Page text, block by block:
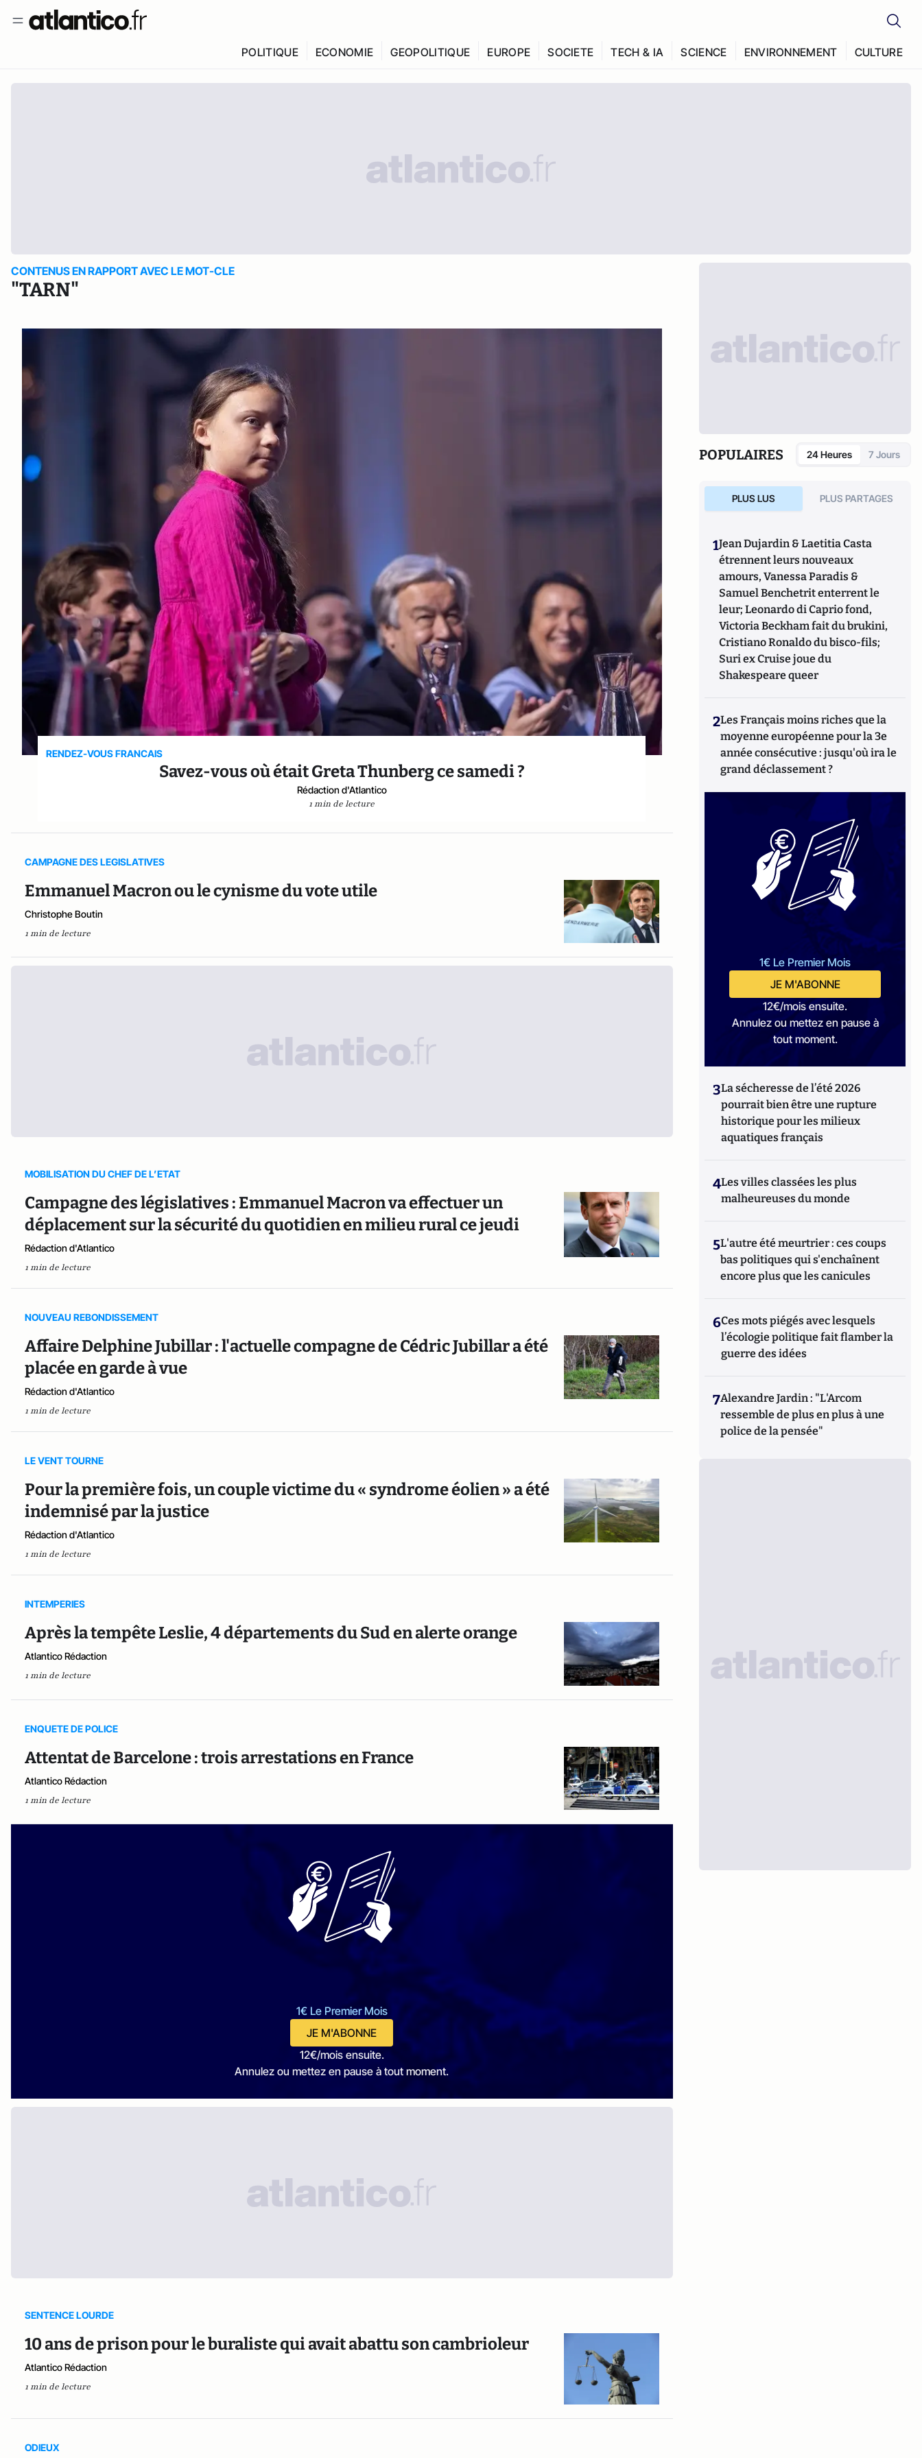
POLITIQUE ECONOMIE GEOPOLITIQUE EUROPE SOCIETE TECH & IA SCIENCE ENVIRONNEMENT CULTURE
CONTENUS EN RAPPORT AVEC LE MOT-CLE
"TARN"
RENDEZ-VOUS FRANCAIS
Savez-vous où était Greta Thunberg ce samedi ?
Rédaction d'Atlantico
1 min de lecture
CAMPAGNE DES LEGISLATIVES
Emmanuel Macron ou le cynisme du vote utile
Christophe Boutin
1 min de lecture
MOBILISATION DU CHEF DE L’ETAT
Campagne des législatives : Emmanuel Macron va effectuer un
déplacement sur la sécurité du quotidien en milieu rural ce jeudi
Rédaction d'Atlantico
1 min de lecture
NOUVEAU REBONDISSEMENT
Affaire Delphine Jubillar : l'actuelle compagne de Cédric Jubillar a été
placée en garde à vue
Rédaction d'Atlantico
1 min de lecture
LE VENT TOURNE
Pour la première fois, un couple victime du « syndrome éolien » a été
indemnisé par la justice
Rédaction d'Atlantico
1 min de lecture
INTEMPERIES
Après la tempête Leslie, 4 départements du Sud en alerte orange
Atlantico Rédaction
1 min de lecture
ENQUETE DE POLICE
Attentat de Barcelone : trois arrestations en France
Atlantico Rédaction
1 min de lecture
1€ Le Premier Mois
JE M'ABONNE
12€/mois ensuite.
Annulez ou mettez en pause à tout moment.
SENTENCE LOURDE
10 ans de prison pour le buraliste qui avait abattu son cambrioleur
Atlantico Rédaction
1 min de lecture
ODIEUX
POPULAIRES 24 Heures 7 Jours
PLUS LUS PLUS PARTAGES
1Jean Dujardin & Laetitia Casta
étrennent leurs nouveaux
amours, Vanessa Paradis &
Samuel Benchetrit enterrent le
leur; Leonardo di Caprio fond,
Victoria Beckham fait du brukini,
Cristiano Ronaldo du bisco-fils;
Suri ex Cruise joue du
Shakespeare queer
2Les Français moins riches que la
moyenne européenne pour la 3e
année consécutive : jusqu'où ira le
grand déclassement ?
1€ Le Premier Mois
JE M'ABONNE
12€/mois ensuite.
Annulez ou mettez en pause à
tout moment.
3La sécheresse de l’été 2026
pourrait bien être une rupture
historique pour les milieux
aquatiques français
4Les villes classées les plus
malheureuses du monde
5L'autre été meurtrier : ces coups
bas politiques qui s'enchaînent
encore plus que les canicules
6Ces mots piégés avec lesquels
l’écologie politique fait flamber la
guerre des idées
7Alexandre Jardin : "L'Arcom
ressemble de plus en plus à une
police de la pensée"